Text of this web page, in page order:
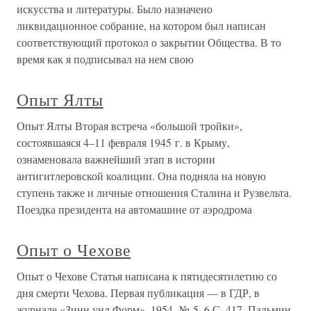
искусства и литературы. Было назначено
ликвидационное собрание, на котором был написан
соответствующий протокол о закрытии Общества. В то
время как я подписывал на нем свою
Опыт Ялты
Опыт Ялты Вторая встреча «большой тройки»,
состоявшаяся 4–11 февраля 1945 г. в Крыму,
ознаменовала важнейший этап в истории
антигитлеровской коалиции. Она подняла на новую
ступень также и личные отношения Сталина и Рузвельта.
Поездка президента на автомашине от аэродрома
Опыт о Чехове
Опыт о Чехове Статья написана к пятидесятилетию со
дня смерти Чехова. Первая публикация — в ГДР, в